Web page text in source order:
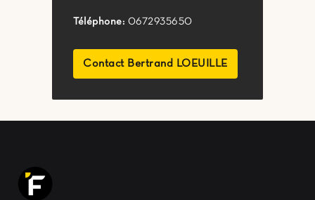
Téléphone: 0672935650
Contact Bertrand LOEUILLE